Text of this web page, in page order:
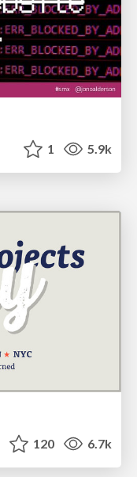
1 5.9k
120 6.7k